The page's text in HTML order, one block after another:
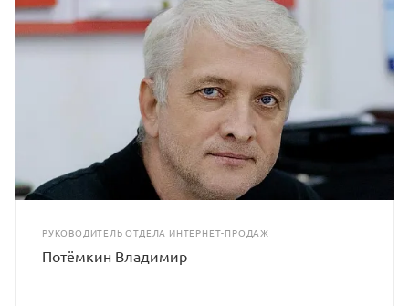
РУКОВОДИТЕЛЬ ОТДЕЛА ИНТЕРНЕТ-ПРОДАЖ
Потёмкин Владимир